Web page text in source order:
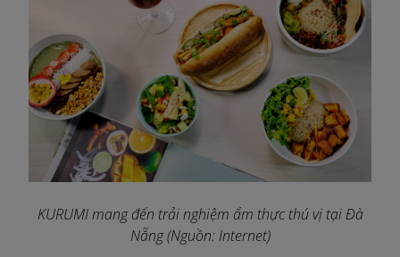
KURUMI mang đến trải nghiệm ẩm thực thú vị tại Đà
Nẵng (Nguồn: Internet)